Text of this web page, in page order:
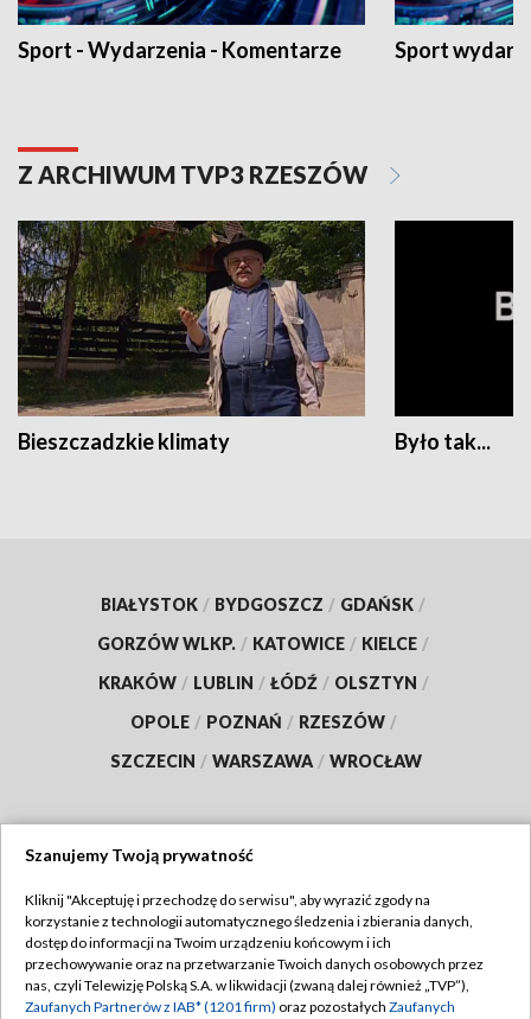
Sport - Wydarzenia - Komentarze Sport
Z ARCHIWUM TVP3 RZESZÓW
Bieszczadzkie klimaty Było tak...
BIAŁYSTOK / BYDGOSZCZ / GDAŃSK /
GORZÓW WLKP. / KATOWICE / KIELCE /
KRAKÓW / LUBLIN / ŁÓDŹ / OLSZTYN /
OPOLE / POZNAŃ / RZESZÓW /
SZCZECIN / WARSZAWA / WROCŁAW
TVP
Abonament TVP
Emisja w TVP
Regulamin TVP
Polityka prywatności
Szanujemy Twoją prywatność
Kliknij "Akceptuję i przechodzę do serwisu", aby wyrazić zgody na
korzystanie z technologii automatycznego śledzenia i zbierania danych,
dostęp do informacji na Twoim urządzeniu końcowym i ich
przechowywanie oraz na przetwarzanie Twoich danych osobowych przez
nas, czyli Telewizję Polską S.A. w likwidacji (zwaną dalej również „TVP”),
Zaufanych Partnerów z IAB* (1201 firm) oraz pozostałych Zaufanych